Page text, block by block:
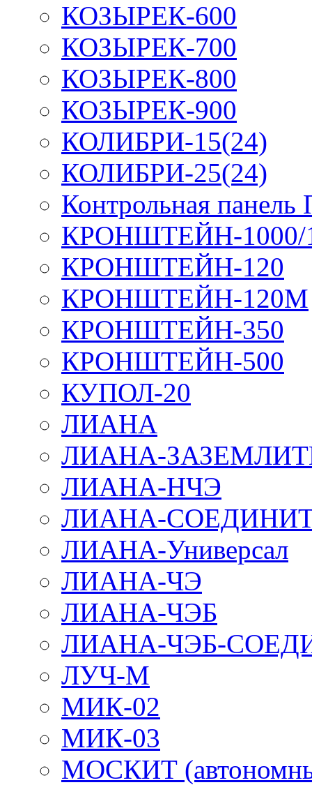
КОЗЫРЕК-600
КОЗЫРЕК-700
КОЗЫРЕК-800
КОЗЫРЕК-900
КОЛИБРИ-15(24)
КОЛИБРИ-25(24)
Контрольная
КРОНШТЕЙН-1000/
КРОНШТЕЙН-120
КРОНШТЕЙН-120М
КРОНШТЕЙН-350
КРОНШТЕЙН-500
КУПОЛ-20
ЛИАНА
ЛИАНА-
ЛИАНА-НЧЭ
ЛИАНА-
ЛИАНА-Универсал
ЛИАНА-ЧЭ
ЛИАНА-ЧЭБ
ЛИАНА-ЧЭБ-
ЛУЧ-М
МИК-02
МИК-03
МОСКИТ